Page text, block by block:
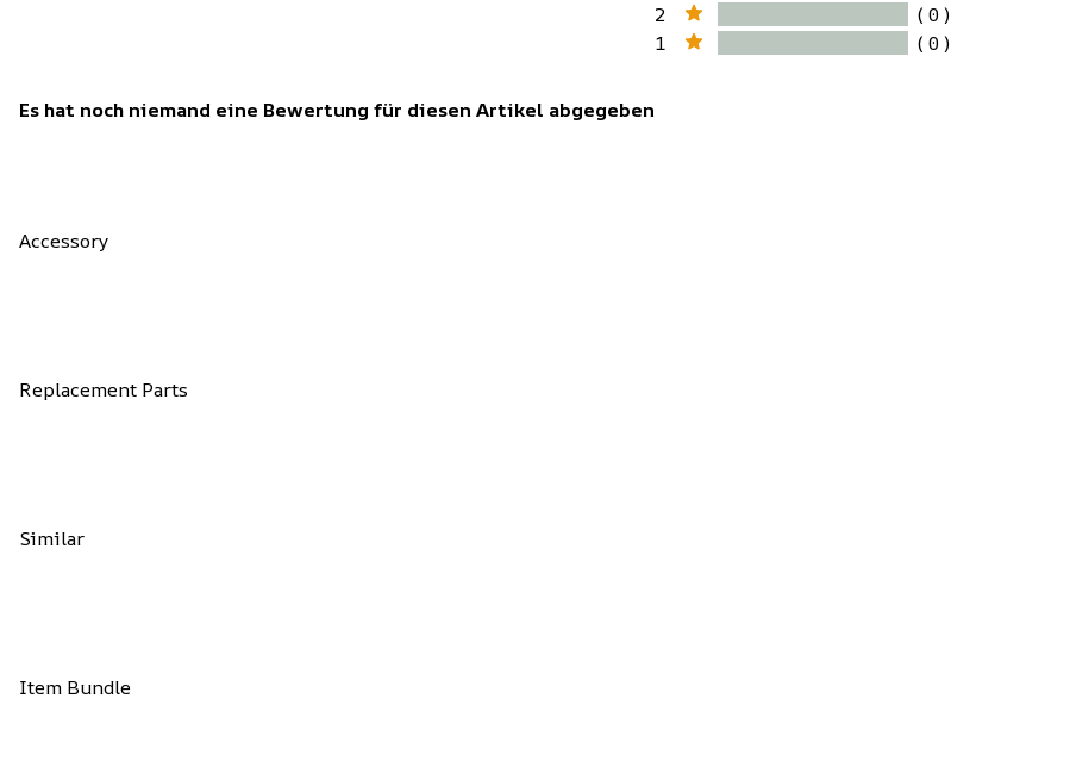
2
( 0 )
1
( 0 )
Es hat noch niemand eine Bewertung für diesen Artikel abgegeben
Accessory
Replacement Parts
Similar
Item Bundle